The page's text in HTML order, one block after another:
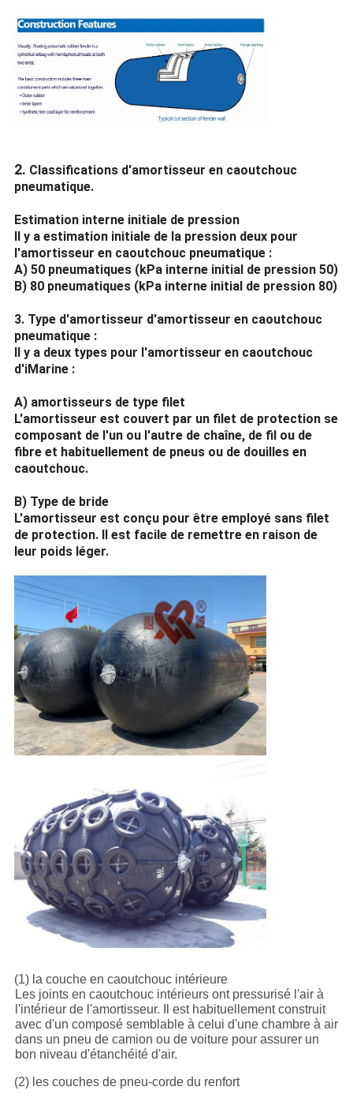
2. Classifications d'amortisseur en caoutchouc
pneumatique.
Estimation interne initiale de pression
Il y a estimation initiale de la pression deux pour
l'amortisseur en caoutchouc pneumatique :
A) 50 pneumatiques (kPa interne initial de pression 50)
B) 80 pneumatiques (kPa interne initial de pression 80)
3. Type d'amortisseur d'amortisseur en caoutchouc
pneumatique :
Il y a deux types pour l'amortisseur en caoutchouc
d'iMarine :
A) amortisseurs de type filet
L'amortisseur est couvert par un filet de protection se
composant de l'un ou l'autre de chaîne, de fil ou de
fibre et habituellement de pneus ou de douilles en
caoutchouc.
B) Type de bride
L'amortisseur est conçu pour être employé sans filet
de protection. Il est facile de remettre en raison de
leur poids léger.
(1) la couche en caoutchouc intérieure
Les joints en caoutchouc intérieurs ont pressurisé l'air à
l'intérieur de l'amortisseur. Il est habituellement construit
avec d'un composé semblable à celui d'une chambre à air
dans un pneu de camion ou de voiture pour assurer un
bon niveau d'étanchéité d'air.
(2) les couches de pneu-corde du renfort